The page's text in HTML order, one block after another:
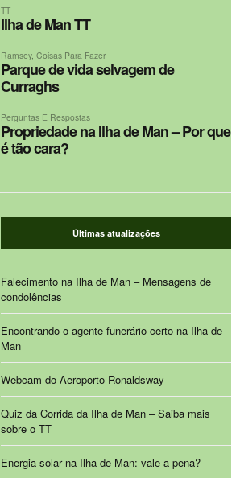
TT
Ilha de Man TT
Ramsey,Coisas Para Fazer
Parque de vida selvagem de
Curraghs
Perguntas E Respostas
Propriedade na Ilha de Man – Por que
é tão cara?
Últimas atualizações
Falecimento na Ilha de Man – Mensagens de
condolências
Encontrando o agente funerário certo na Ilha de
Man
Webcam do Aeroporto Ronaldsway
Quiz da Corrida da Ilha de Man – Saiba mais
sobre o TT
Energia solar na Ilha de Man: vale a pena?